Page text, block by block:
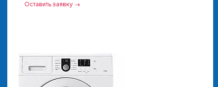
Оставить заявку